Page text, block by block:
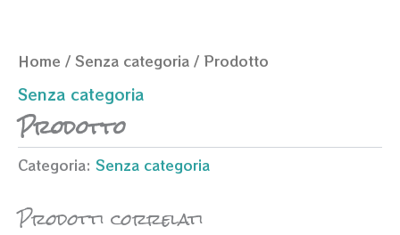
Home / Senza categoria / Prodotto
Senza categoria
Prodotto
Categoria: Senza categoria
Prodotti correlati